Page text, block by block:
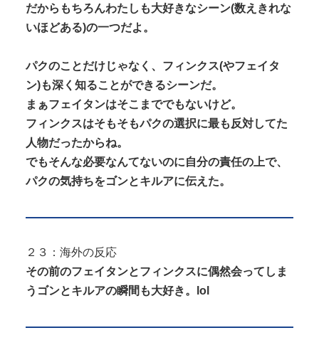
だからもちろんわたしも大好きなシーン(数えきれな
いほどある)の一つだよ。
パクのことだけじゃなく、フィンクス(やフェイタ
ン)も深く知ることができるシーンだ。
まぁフェイタンはそこまででもないけど。
フィンクスはそもそもパクの選択に最も反対してた
人物だったからね。
でもそんな必要なんてないのに自分の責任の上で、
パクの気持ちをゴンとキルアに伝えた。
２３：海外の反応
その前のフェイタンとフィンクスに偶然会ってしま
うゴンとキルアの瞬間も大好き。lol